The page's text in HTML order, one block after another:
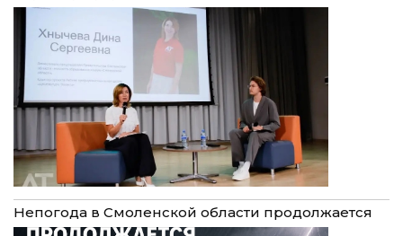
Непогода в Смоленской области продолжается